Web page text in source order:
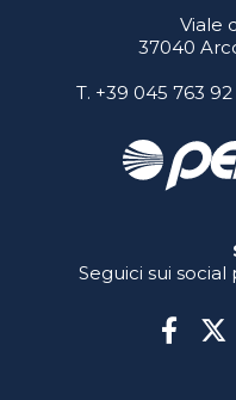
Viale
37040
T. +39 045 763 92
Seguici sui